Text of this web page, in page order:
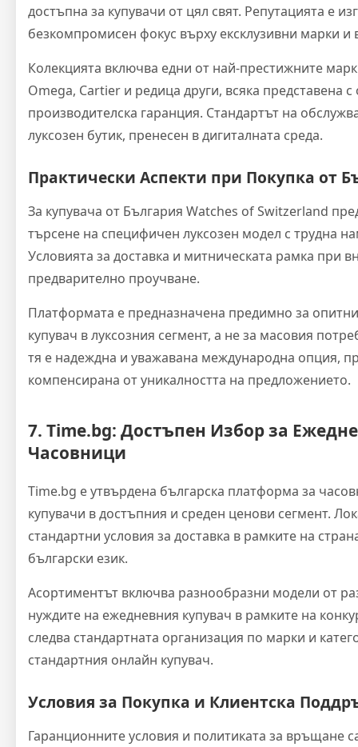
достъпна за купувачи от цял свят. Репутацията е
безкомпромисен фокус върху ексклузивни марки
Колекцията включва едни от най-престижните
Omega, Cartier и редица други, всяка представена
производителска гаранция. Стандартът на
луксозен бутик, пренесен в дигиталната среда.
Практически Аспекти при Покупка от
За купувача от България Watches of Switzerland
търсене на специфичен луксозен модел с трудна
Условията за доставка и митническата рамка при
предварително проучване.
Платформата е предназначена предимно за
купувач в луксозния сегмент, а не за масовия
тя е надеждна и уважавана международна опция,
компенсирана от уникалността на предложението.
7. Time.bg: Достъпен Избор за
Часовници
Time.bg е утвърдена българска платформа за
купувачи в достъпния и среден ценови сегмент.
стандартни условия за доставка в рамките на
български език.
Асортиментът включва разнообразни модели от
нуждите на ежедневния купувач в рамките на
следва стандартната организация по марки и
стандартния онлайн купувач.
Условия за Покупка и Клиентска
Гаранционните условия и политиката за връщане